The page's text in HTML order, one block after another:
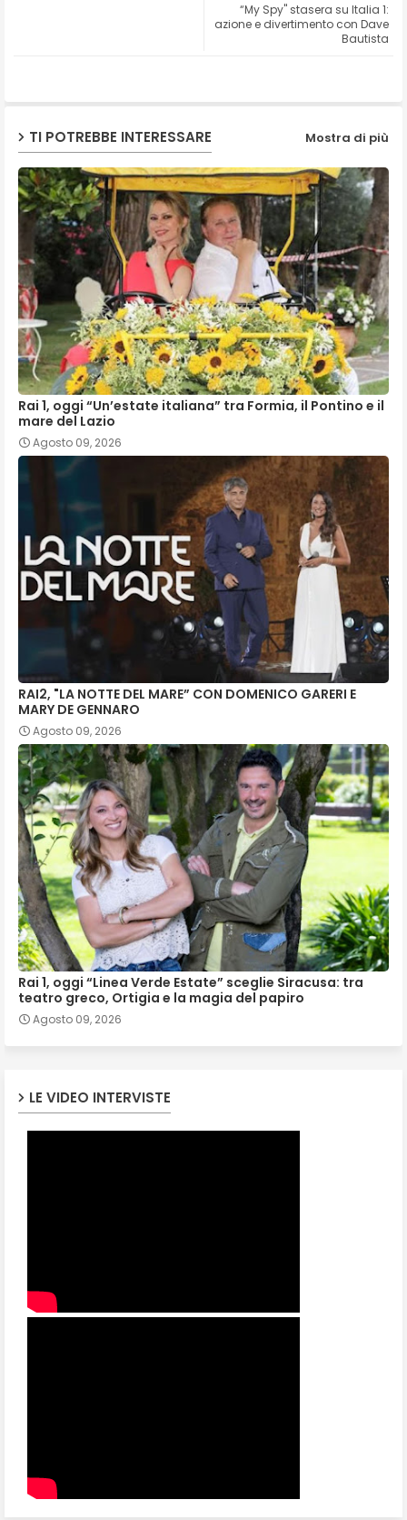
ats
“My Spy" stasera su Italia 1:
azione e divertimento con Dave
Bautista
TI POTREBBE INTERESSARE Mostra di più
Rai 1, oggi “Un’estate italiana” tra Formia, il Pontino e il
mare del Lazio
Agosto 09, 2026
RAI2, "LA NOTTE DEL MARE” CON DOMENICO GARERI E
MARY DE GENNARO
Agosto 09, 2026
Rai 1, oggi “Linea Verde Estate” sceglie Siracusa: tra
teatro greco, Ortigia e la magia del papiro
Agosto 09, 2026
LE VIDEO INTERVISTE